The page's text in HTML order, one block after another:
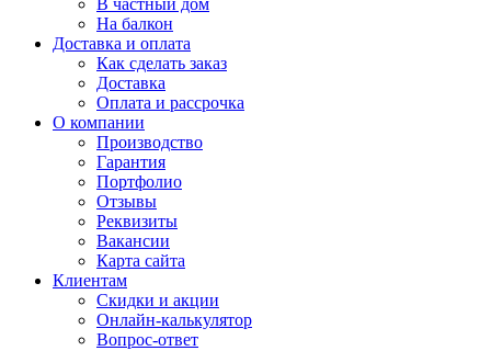
В частный дом
На балкон
Доставка и оплата
Как сделать заказ
Доставка
Оплата и рассрочка
О компании
Производство
Гарантия
Портфолио
Отзывы
Реквизиты
Вакансии
Карта сайта
Клиентам
Скидки и акции
Онлайн-калькулятор
Вопрос-ответ